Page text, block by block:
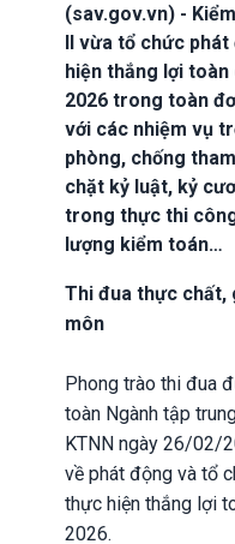
(sav.gov.vn) -
II vừa tổ chức
hiện thắng lợi
2026 trong toàn
với các nhiệm vụ
phòng, chống
chặt kỷ luật, kỷ
trong thực thi
lượng kiểm toán…
Thi đua thực chất,
môn
Phong trào thi đua
toàn Ngành tập
KTNN ngày 26/02/
về phát động và tổ
thực hiện thắng lợi
2026.